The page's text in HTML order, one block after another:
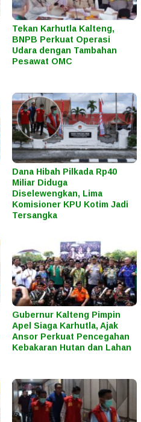
Tekan Karhutla Kalteng,
BNPB Perkuat Operasi
Udara dengan Tambahan
Pesawat OMC
Dana Hibah Pilkada Rp40
Miliar Diduga
Diselewengkan, Lima
Komisioner KPU Kotim Jadi
Tersangka
Gubernur Kalteng Pimpin
Apel Siaga Karhutla, Ajak
Ansor Perkuat Pencegahan
Kebakaran Hutan dan Lahan